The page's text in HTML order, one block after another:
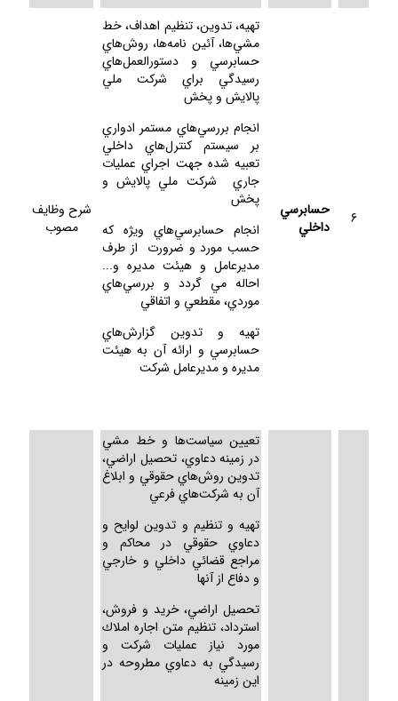
6
حسابرسي
داخلي
تهيه، تدوين، تنظيم اهداف، خط
مشي‌ها، آئين نامه‌ها، روش‌هاي
حسابرسي و دستورالعمل‌هاي
رسيدگي براي شركت ملي
پالايش و پخش
انجام بررسي‌هاي مستمر ادواري
بر سيستم كنترل‌هاي داخلي
تعبيه شده جهت اجراي عمليات
جاري شركت ملي پالايش و
پخش
انجام حسابرسي‌هاي ويژه كه
حسب مورد و ضرورت از طرف
مديرعامل و هيئت مديره و...
احاله مي گردد و بررسي‌هاي
موردي، مقطعي و اتفاقي
تهيه و تدوين گزارش‌هاي
حسابرسي و ارائه آن به هيئت
مديره و مديرعامل شركت
شرح وظايف
مصوب
تعيين سياست‌ها و خط مشي
در زمينه دعاوي، تحصيل اراضي،
تدوين روش‌هاي حقوقي و ابلاغ
آن به شركت‌هاي فرعي
تهيه و تنظيم و تدوين لوايح و
دعاوي حقوقي در محاكم و
مراجع قضائي داخلي و خارجي
و دفاع از آنها
تحصيل اراضي، خريد و فروش،
استرداد، تنظيم متن اجاره املاك
مورد نياز عمليات شركت و
رسيدگي به دعاوي مطروحه در
اين زمينه